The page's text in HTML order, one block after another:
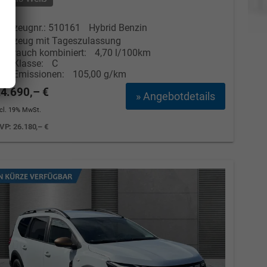
Fahrzeugnr.: 510161
Hybrid Benzin
Fahrzeug mit Tageszulassung
Verbrauch kombiniert:
4,70 l/100km
-Klasse:
C
-Emissionen: 105,00 g/km
» Angebotdetails
€
19% MwSt.
26.180,– €
Verkauf
Tel. 04181/2176-27